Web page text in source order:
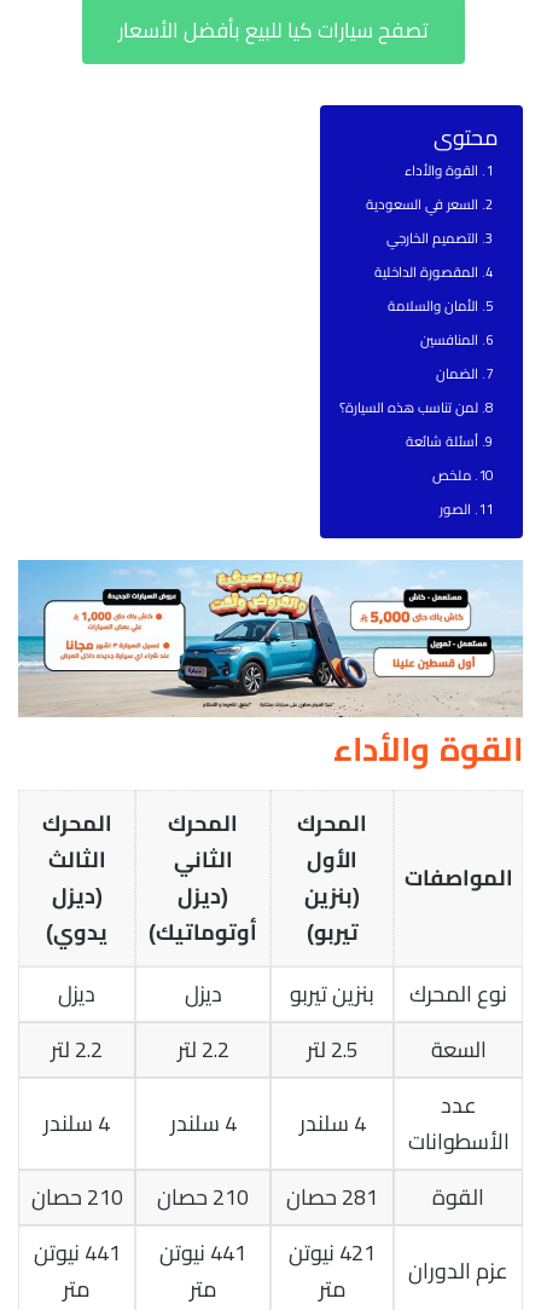
تصفح سيارات كيا للبيع بأفضل الأسعار
محتوى
القوة والأداء
السعر في السعودية
التصميم الخارجي
المقصورة الداخلية
الأمان والسلامة
المنافسين
الضمان
لمن تناسب هذه السيارة؟
أسئلة شائعة
ملخص
الصور
القوة والأداء
المواصفات
المحرك
الأول
(بنزين
تيربو)
المحرك
الثاني
(ديزل
أوتوماتيك)
المحرك
الثالث
(ديزل
يدوي)
نوع المحرك بنزين تيربو ديزل
ديزل
السعة
2.5 لتر 2.2 لتر
2.2 لتر
عدد
الأسطوانات
4 سلندر 4 سلندر
4 سلندر
القوة
281 حصان 210 حصان
210 حصان
عزم الدوران
421 نيوتن
متر
441 نيوتن
متر
441 نيوتن
متر